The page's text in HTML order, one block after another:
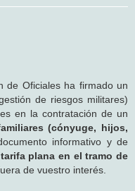
de Oficiales ha firmado un
de riesgos militares)
en la contratación de un
(cónyuge, hijos,
informativo y de
plana en el tramo de
de vuestro interés.